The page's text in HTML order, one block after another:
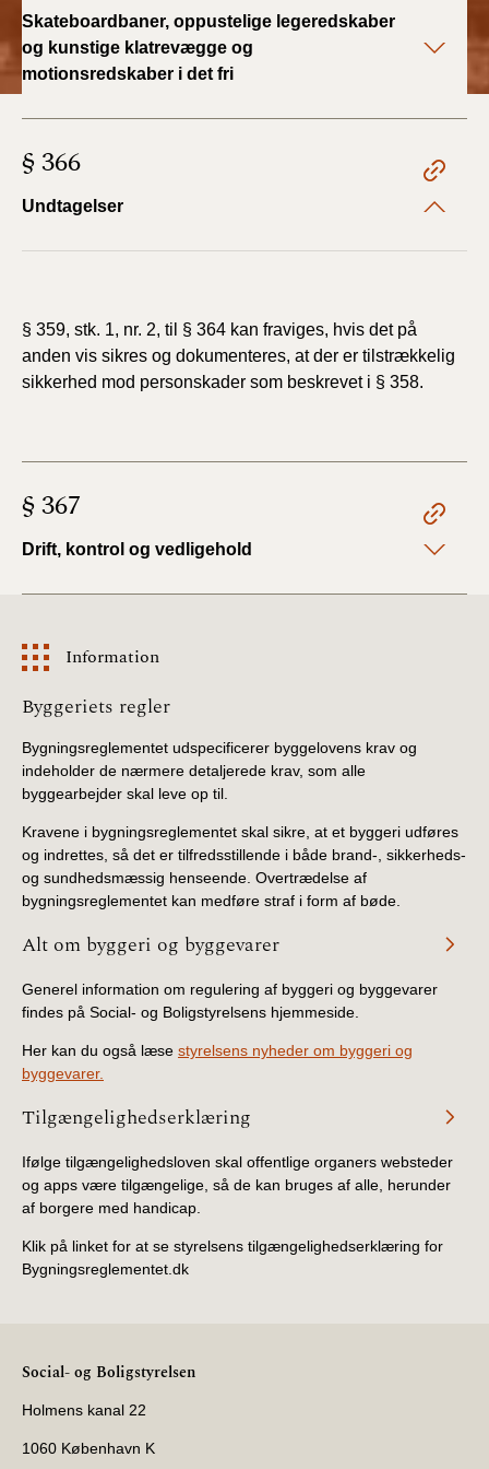
2022)
BR18 (1/1 - 30/6
2021)
BR18 (1/1-29/6
BR18 (10/3-30/6
2020)
BR18 (4/7-31/12
2018)
BR18 (1/1-30/6
BR15 (2015-2018)
Tidligere BR (1961-
2010)
Skateboardbaner, oppustelige legeredskaber
og kunstige klatrevægge og
motionsredskaber i det fri
§ 366
Undtagelser
§ 359, stk. 1, nr. 2, til § 364 kan fraviges, hvis det på
anden vis sikres og dokumenteres, at der er tilstrækkelig
sikkerhed mod personskader som beskrevet i § 358.
§ 367
Drift, kontrol og vedligehold
Information
Information
Byggeriets regler
Bygningsreglementet udspecificerer byggelovens krav og
indeholder de nærmere detaljerede krav, som alle
byggearbejder skal leve op til.
Kravene i bygningsreglementet skal sikre, at et byggeri udføres
og indrettes, så det er tilfredsstillende i både brand-, sikkerheds-
og sundhedsmæssig henseende. Overtrædelse af
bygningsreglementet kan medføre straf i form af bøde.
Alt om byggeri og byggevarer
Generel information om regulering af byggeri og byggevarer
findes på Social- og Boligstyrelsens hjemmeside.
Her kan du også læse styrelsens nyheder om byggeri og
byggevarer.
Tilgængelighedserklæring
Ifølge tilgængelighedsloven skal offentlige organers websteder
og apps være tilgængelige, så de kan bruges af alle, herunder
af borgere med handicap.
Klik på linket for at se styrelsens tilgængelighedserklæring for
Bygningsreglementet.dk
Social- og Boligstyrelsen
Holmens kanal 22
1060 København K